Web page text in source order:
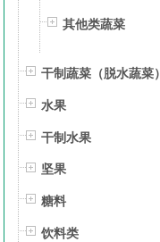
其他类蔬菜
干制蔬菜（脱水蔬菜）
水果
干制水果
坚果
糖料
饮料类